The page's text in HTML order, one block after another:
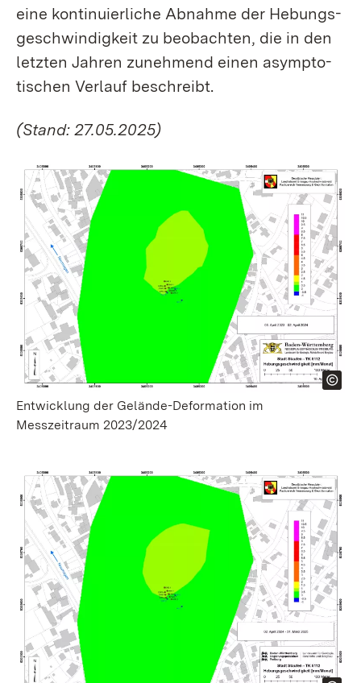
eine kontinuierliche Abnahme der Hebungs­
geschwindigkeit zu beobachten, die in den
letzten Jahren zunehmend einen asymp­to­
tischen Verlauf beschreibt.
(Stand: 27.05.2025)
Entwicklung der Gelände-Deformation im
Messzeitraum 2023/2024